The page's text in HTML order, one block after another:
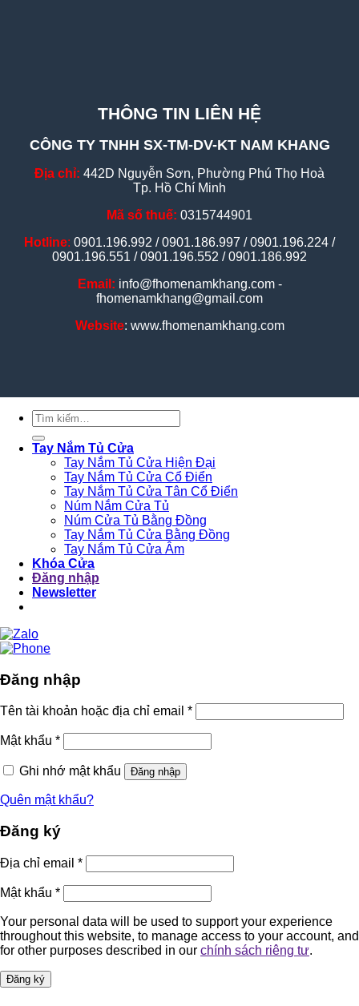
THÔNG TIN LIÊN HỆ
CÔNG TY TNHH SX-TM-DV-KT NAM KHANG
Địa chỉ: 442D Nguyễn Sơn, Phường Phú Thọ Hoà
Tp. Hồ Chí Minh
Mã số thuế: 0315744901
Hotline: 0901.196.992 / 0901.186.997 / 0901.196.224 /
0901.196.551 / 0901.196.552 / 0901.186.992
Email: info@fhomenamkhang.com -
fhomenamkhang@gmail.com
Website: www.fhomenamkhang.com
Tìm
kiếm:
Tay Nắm Tủ Cửa
Tay Nắm Tủ Cửa Hiện Đại
Tay Nắm Tủ Cửa Cổ Điển
Tay Nắm Tủ Cửa Tân Cổ Điển
Núm Nắm Cửa Tủ
Núm Cửa Tủ Bằng Đồng
Tay Nắm Tủ Cửa Bằng Đồng
Tay Nắm Tủ Cửa Âm
Khóa Cửa
Đăng nhập
Newsletter
Đăng nhập
Tên tài khoản hoặc địa chỉ email *
Mật khẩu *
Ghi nhớ mật khẩu Đăng nhập
Quên mật khẩu?
Đăng ký
Địa chỉ email *
Mật khẩu *
Your personal data will be used to support your experience
throughout this website, to manage access to your account, and
for other purposes described in our chính sách riêng tư.
Đăng ký